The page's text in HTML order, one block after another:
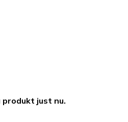
produkt just nu.